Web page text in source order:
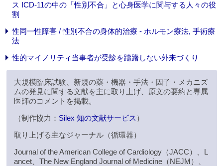
ス ICD-11の中の「性別不合」と心身医学に関与する人々の役
割
性同一性障害 / 性別不合の身体的治療 - ホルモン療法, 手術療
法
性的マイノリティ当事者が受診を躊躇しない外来づくり
大規模臨床試験、新規の薬・機器・手法・因子・メカニズ
ムの発見に関する文献を主に取り上げ、原文の要約と専属
医師のコメントを掲載。
（制作協力： Silex 知の文献サービス ）
取り上げる主なジャーナル（循環器）
Journal of the American College of Cardiology（JACC）、L
ancet、The New England Journal of Medicine（NEJM）、